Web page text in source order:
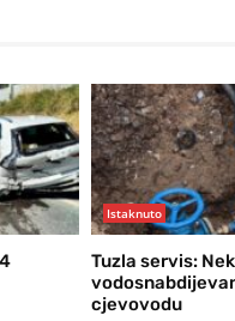
Istaknuto
Tuzla servis:
cjevovodu